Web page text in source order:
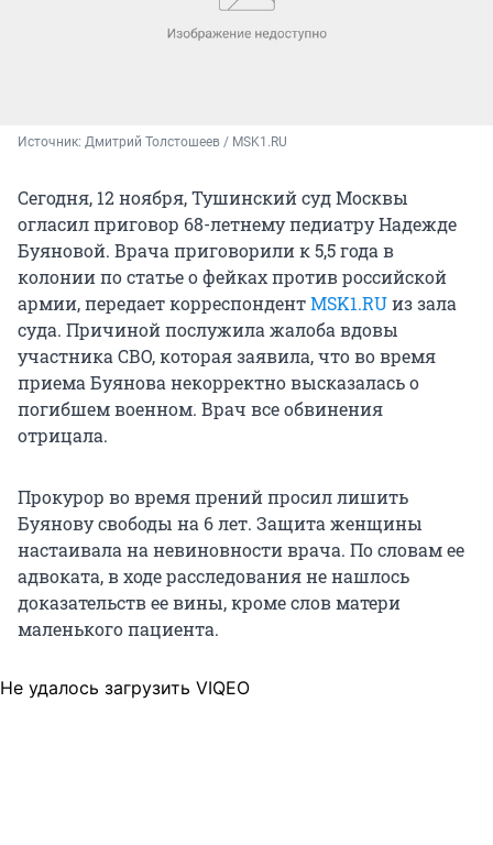
Источник: Дмитрий Толстошеев / MSK1.RU
Сегодня, 12 ноября, Тушинский суд Москвы
огласил приговор 68-летнему педиатру Надежде
Буяновой. Врача приговорили к 5,5 года в
колонии по статье о фейках против российской
армии, передает корреспондентMSK1.RUиз зала
суда. Причиной послужила жалоба вдовы
участника СВО, которая заявила, что во время
приема Буянова некорректно высказалась о
погибшем военном. Врач все обвинения
отрицала.
Прокурор во время прений просил лишить
Буянову свободы на 6 лет. Защита женщины
настаивала на невиновности врача. По словам ее
адвоката, в ходе расследования не нашлось
доказательств ее вины, кроме слов матери
маленького пациента.
Не удалось загрузить VIQEO